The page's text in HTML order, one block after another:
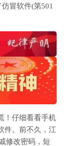
冒软件(第501
！仔细看看手机
件。前不久，江
修改密码，短